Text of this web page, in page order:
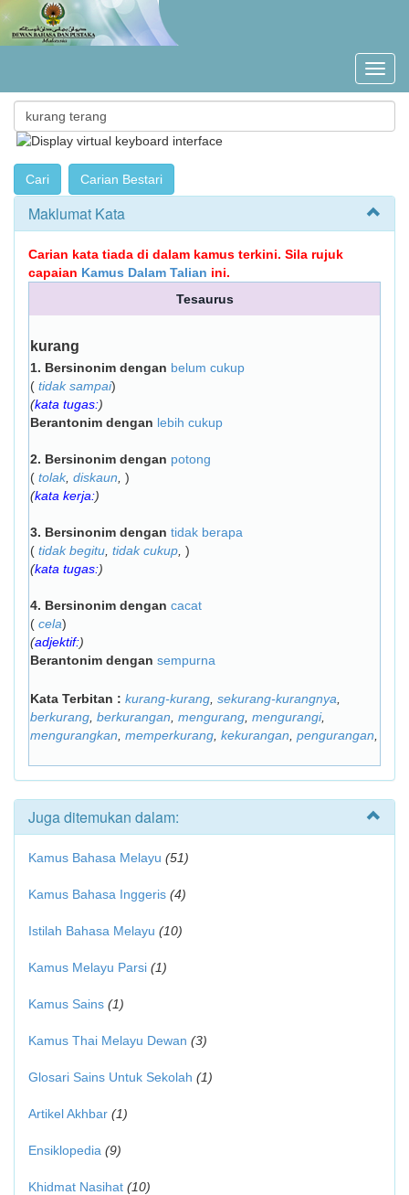
Maklumat Kata
Carian kata tiada di dalam kamus terkini. Sila rujuk
capaian Kamus Dalam Talian ini.
Tesaurus
kurang
1. Bersinonim dengan belum cukup
( tidak sampai)
(kata tugas:)
Berantonim dengan lebih cukup
2. Bersinonim dengan potong
( tolak, diskaun )
(kata kerja:)
3. Bersinonim dengan tidak berapa
( tidak begitu tidak cukup )
(kata tugas:)
4. Bersinonim dengan cacat
( cela)
(adjektif:)
Berantonim dengan sempurna
Kata Terbitan : kurang-kurang sekurang-kurangnya
berkurang berkurangan mengurang mengurangi,
mengurangkan memperkurang kekurangan pengurangan
Juga ditemukan dalam:
Kamus Bahasa Melayu (51)
Kamus Bahasa Inggeris (4)
Istilah Bahasa Melayu (10)
Kamus Melayu Parsi (1)
Kamus Sains (1)
Kamus Thai Melayu Dewan (3)
Glosari Sains Untuk Sekolah (1)
Artikel Akhbar (1)
Ensiklopedia (9)
Khidmat Nasihat (10)